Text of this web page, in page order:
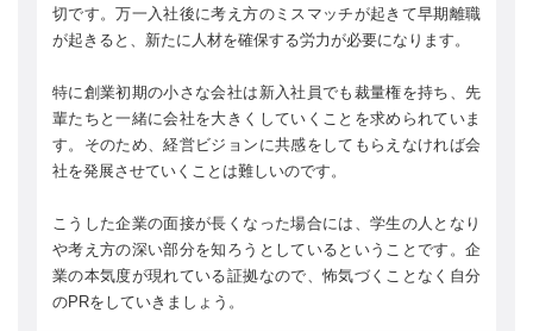
切です。万一入社後に考え方のミスマッチが起きて早期離職
が起きると、新たに人材を確保する労力が必要になります。
特に創業初期の小さな会社は新入社員でも裁量権を持ち、先
輩たちと一緒に会社を大きくしていくことを求められていま
す。そのため、経営ビジョンに共感をしてもらえなければ会
社を発展させていくことは難しいのです。
こうした企業の面接が長くなった場合には、学生の人となり
や考え方の深い部分を知ろうとしているということです。企
業の本気度が現れている証拠なので、怖気づくことなく自分
のPRをしていきましょう。